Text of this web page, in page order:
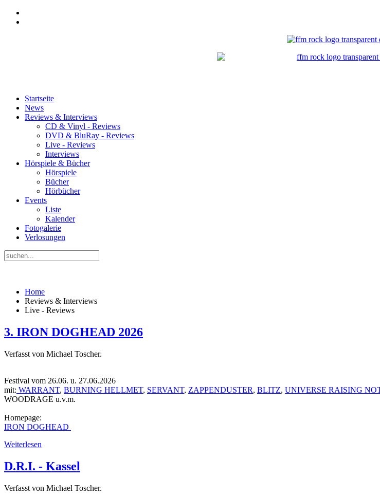
Startseite
News
Reviews & Interviews
CD & Vinyl - Reviews
DVD & BluRay - Reviews
Live - Reviews
Interviews
Hörspiele & Bücher
Hörspiele
Bücher
Hörbücher
Events
Liste
Kalender
Fotogalerie
Verlosungen
Home
Reviews & Interviews
Live - Reviews
3. IRON DOGHEAD 2026
Verfasst von Michael Toscher.
Festival vom 26.06. u. 27.06.2026
mit: WARRANT, BURNING HELLMET, SERVANT, ZAPPENDUSTER, BLITZ, UNIVERSE RAISING
WOODRAGE u.v.m.
Homepage:
IRON DOGHEAD
Weiterlesen
D.R.I. - Kassel
Verfasst von Michael Toscher.